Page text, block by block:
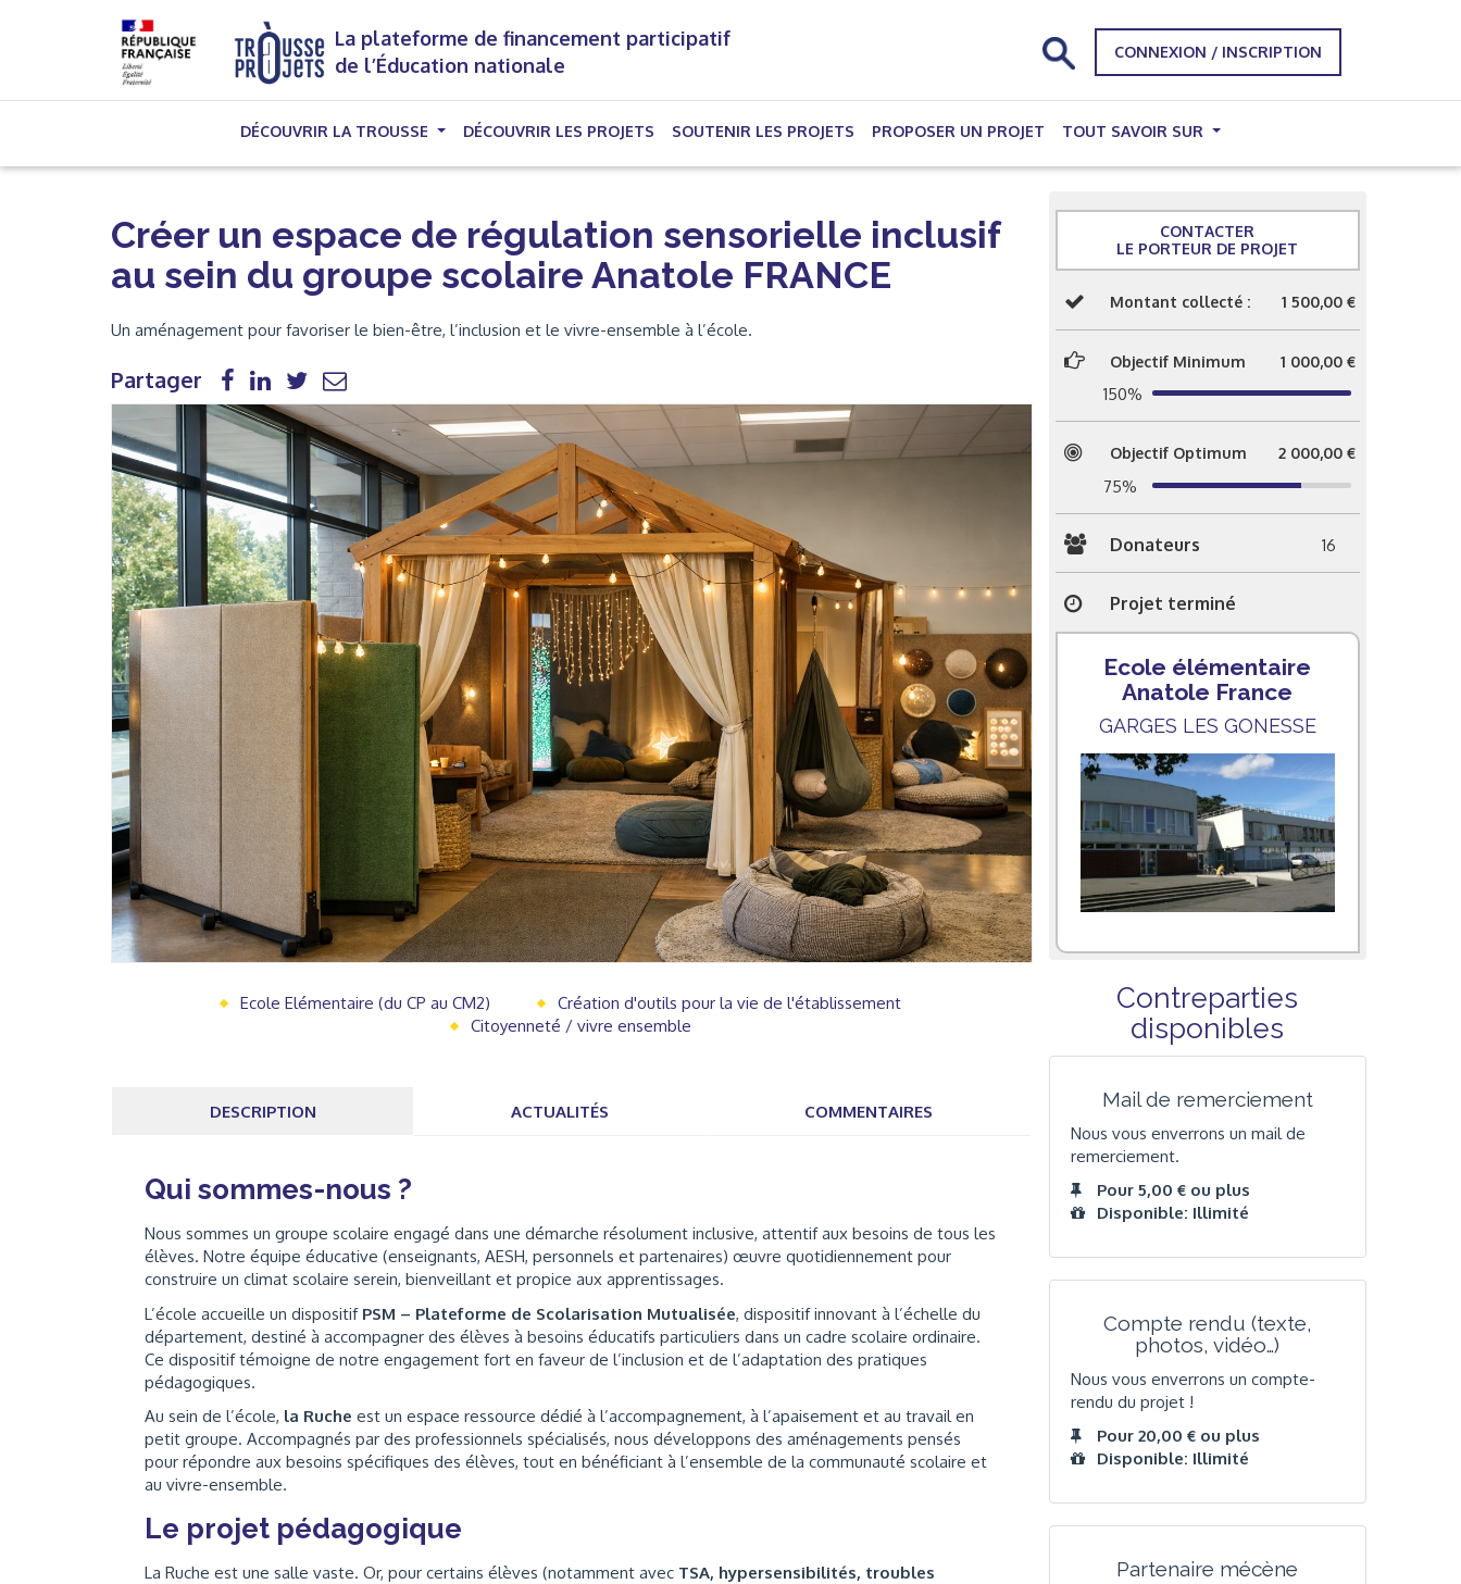
La plateforme de financement participatif
de l’Éducation nationale
CONNEXION / INSCRIPTION
DÉCOUVRIR LA TROUSSE DÉCOUVRIR LES PROJETS (CURRENT)
SOUTENIR LES PROJETS PROPOSER UN PROJET TOUT SAVOIR SUR
Créer un espace de régulation sensorielle inclusif
au sein du groupe scolaire Anatole FRANCE
Un aménagement pour favoriser le bien-être, l’inclusion et le vivre-ensemble à l’école.
Partager
Ecole Elémentaire (du CP au CM2)
Création d'outils pour la vie de l'établissement
Citoyenneté / vivre ensemble
DESCRIPTION ACTUALITÉS COMMENTAIRES
Qui sommes-nous ?
Nous sommes un groupe scolaire engagé dans une démarche résolument inclusive, attentif aux besoins de tous les
élèves. Notre équipe éducative (enseignants, AESH, personnels et partenaires) œuvre quotidiennement pour
construire un climat scolaire serein, bienveillant et propice aux apprentissages.
L’école accueille un dispositif PSM – Plateforme de Scolarisation Mutualisée, dispositif innovant à l’échelle du
département, destiné à accompagner des élèves à besoins éducatifs particuliers dans un cadre scolaire ordinaire.
Ce dispositif témoigne de notre engagement fort en faveur de l’inclusion et de l’adaptation des pratiques
pédagogiques.
Au sein de l’école, la Ruche est un espace ressource dédié à l’accompagnement, à l’apaisement et au travail en
petit groupe. Accompagnés par des professionnels spécialisés, nous développons des aménagements pensés
pour répondre aux besoins spécifiques des élèves, tout en bénéficiant à l’ensemble de la communauté scolaire et
au vivre-ensemble.
Le projet pédagogique
La Ruche est une salle vaste. Or, pour certains élèves (notamment avec TSA, hypersensibilités, troubles
CONTACTER
LE PORTEUR DE PROJET
Montant collecté : 1 500,00 €
Objectif Minimum 1 000,00 €
150%
Objectif Optimum 2 000,00 €
75%
Donateurs 16
Projet terminé
Ecole élémentaire
Anatole France
GARGES LES GONESSE
Contreparties
disponibles
Mail de remerciement
Nous vous enverrons un mail de
remerciement.
Pour 5,00 € ou plus
Disponible: Illimité
Compte rendu (texte,
photos, vidéo…)
Nous vous enverrons un compte-
rendu du projet !
Pour 20,00 € ou plus
Disponible: Illimité
Partenaire mécène